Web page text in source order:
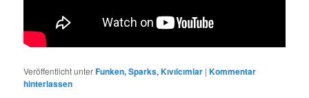
Veröffentlicht unterFunken, Sparks, Kıvılcımlar |Kommentar
hinterlassen